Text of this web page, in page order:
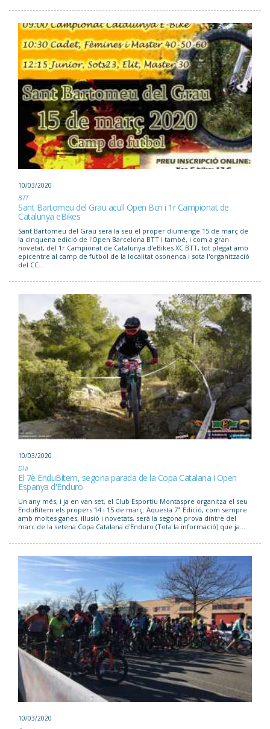
10/03/2020
BTT
Sant Bartomeu del Grau acull Open Bcn i 1r Campionat de
Catalunya eBikes
Sant Bartomeu del Grau serà la seu el proper diumenge 15 de març de
la cinquena edició de l'Open Barcelona BTT i també, i com a gran
novetat, del 1r Campionat de Catalunya d'eBikes XC BTT, tot plegat amb
epicentre al camp de futbol de la localitat osonenca i sota l'organització
del CC...
10/03/2020
DHi
El 7è EnduBítem, segona parada de la Copa Catalana i Open
Espanya d'Enduro
Un any més, i ja en van set, el Club Esportiu Montaspre organitza el seu
EnduBítem els propers 14 i 15 de març. Aquesta 7ª Edició, com sempre
amb moltes ganes, il·lusió i novetats, serà la segona prova dintre del
marc de la setena Copa Catalana d'Enduro (Tota la informació) que ja...
10/03/2020